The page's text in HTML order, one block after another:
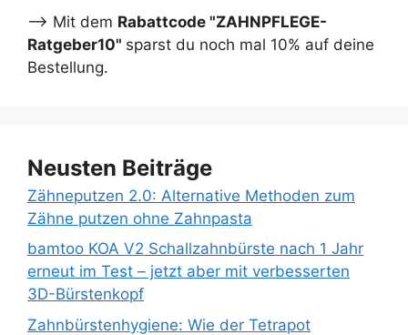
--> Mit dem Rabattcode "ZAHNPFLEGE-
Ratgeber10" sparst du noch mal 10% auf deine
Bestellung.
Neusten Beiträge
Zähneputzen 2.0: Alternative Methoden zum
Zähne putzen ohne Zahnpasta
bamtoo KOA V2 Schallzahnbürste nach 1 Jahr
erneut im Test – jetzt aber mit verbesserten
3D-Bürstenkopf
Zahnbürstenhygiene: Wie der Tetrapot